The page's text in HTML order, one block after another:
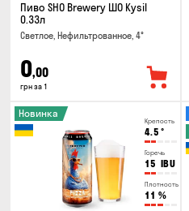
Пиво SHO Brewery ШО Kysil
0.33л
Светлое, Нефильтрованное, 4°
0,00
грн за 1
Крепость
4.5 °
Горечь
15 IBU
Плотность
11 %
Новинка